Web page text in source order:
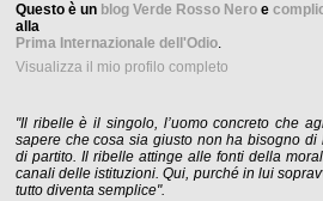
Questo è un blog Verde Rosso Nero e
alla
Prima Internazionale dell'Odio.
Visualizza il mio profilo completo
"Il ribelle è il singolo, l’uomo concreto che
sapere che cosa sia giusto non ha bisogno
di partito. Il ribelle attinge alle fonti della
canali delle istituzioni. Qui, purché in lui
tutto diventa semplice".